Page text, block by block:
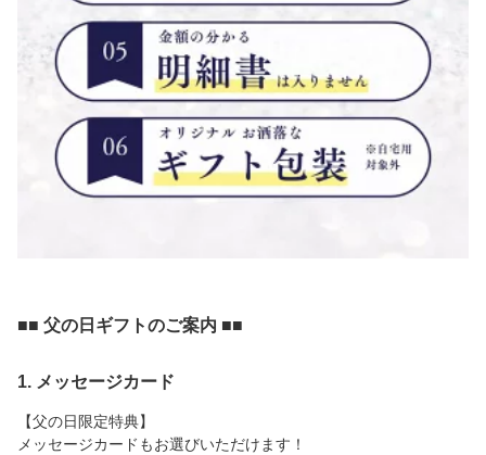
■■ 父の日ギフトのご案内 ■■
1. メッセージカード
【父の日限定特典】
メッセージカードもお選びいただけます！